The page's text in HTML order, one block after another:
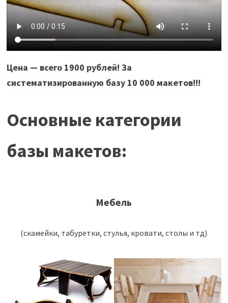
Цена — всего 1900 рублей! За
систематизированную базу 10 000 макетов!!!
Основные категории
базы макетов:
Мебель
(скамейки, табуретки, стулья, кровати, столы и тд)